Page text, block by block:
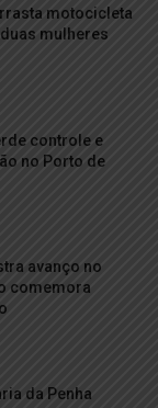
motocicleta
mulheres
controle e
no Porto de
avanço no
comemora
da Penha